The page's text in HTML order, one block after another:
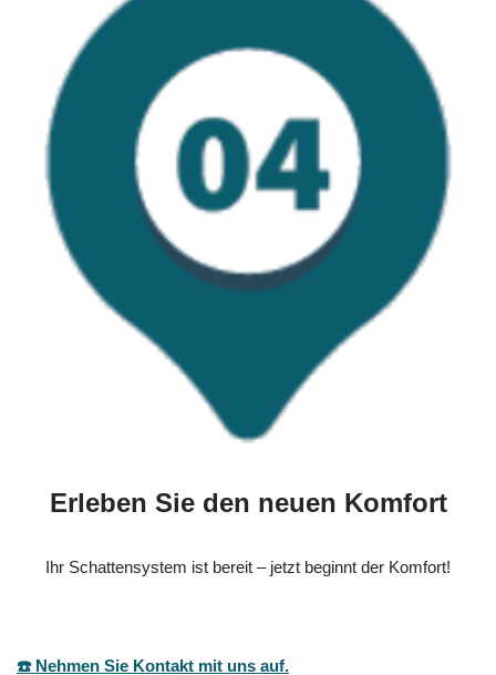
Erleben Sie den neuen Komfort
Ihr Schattensystem ist bereit – jetzt beginnt der Komfort!
☎️ Nehmen Sie Kontakt mit uns auf.